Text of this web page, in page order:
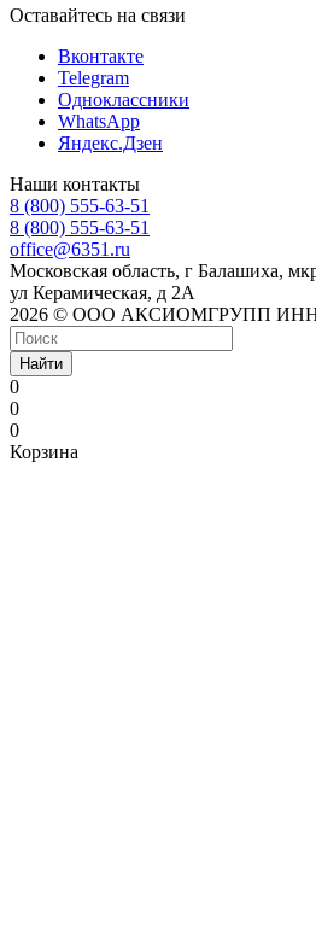
Оставайтесь на связи
Вконтакте
Telegram
Одноклассники
WhatsApp
Яндекс.Дзен
Наши контакты
8 (800) 555-63-51
8 (800) 555-63-51
office@6351.ru
Московская область, г Балашиха,
ул Керамическая, д 2А
2026 © ООО АКСИОМГРУПП ИНН
Найти
0
0
0
Корзина